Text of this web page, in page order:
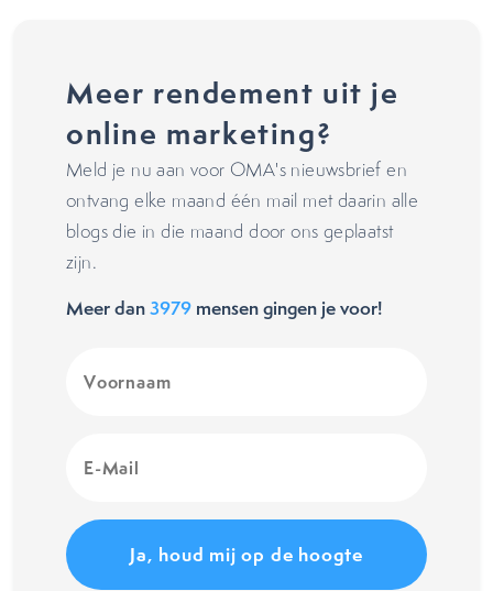
Meer rendement uit je
online marketing?
Meld je nu aan voor OMA's nieuwsbrief en
ontvang elke maand één mail met daarin alle
blogs die in die maand door ons geplaatst
zijn.
Meer dan3979 mensen gingen je voor!
(Vereist)
Mail